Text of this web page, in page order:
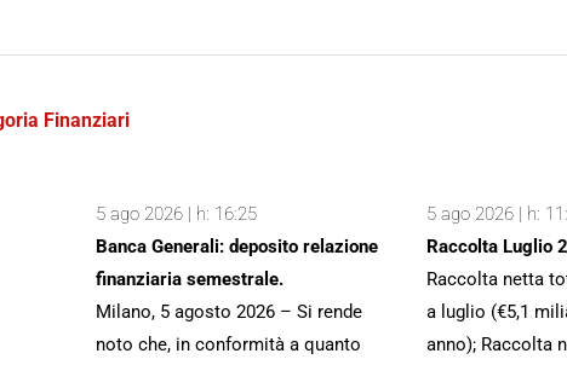
Finanziari
5 ago 2026 | h: 16:25
Banca Generali: deposito relazione
finanziaria semestrale.
Milano, 5 agosto 2026 – Si rende
noto che, in conformità a quanto
5 ago 2026 | h:
Raccolta Luglio
Raccolta netta
a luglio (€5,1
anno); Raccolta